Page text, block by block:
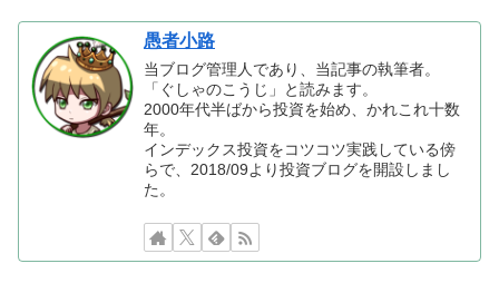
愚者小路
当ブログ管理人であり、当記事の執筆者。
「ぐしゃのこうじ」と読みます。
2000年代半ばから投資を始め、かれこれ十数
年。
インデックス投資をコツコツ実践している傍
らで、2018/09より投資ブログを開設しまし
た。